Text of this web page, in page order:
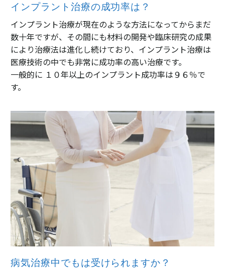
インプラント治療の成功率は？
インプラント治療が現在のような方法になってからまだ
数十年ですが、その間にも材料の開発や臨床研究の成果
により治療法は進化し続けており、インプラント治療は
医療技術の中でも非常に成功率の高い治療です。
一般的に １０年以上のインプラント成功率は９６％で
す。
病気治療中でもは受けられますか？